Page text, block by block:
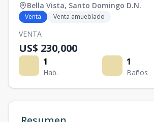
Bella Vista, Santo Domingo D.N.
Venta Venta amueblado
VENTA
US$ 230,000
1
Hab.
1
Baños